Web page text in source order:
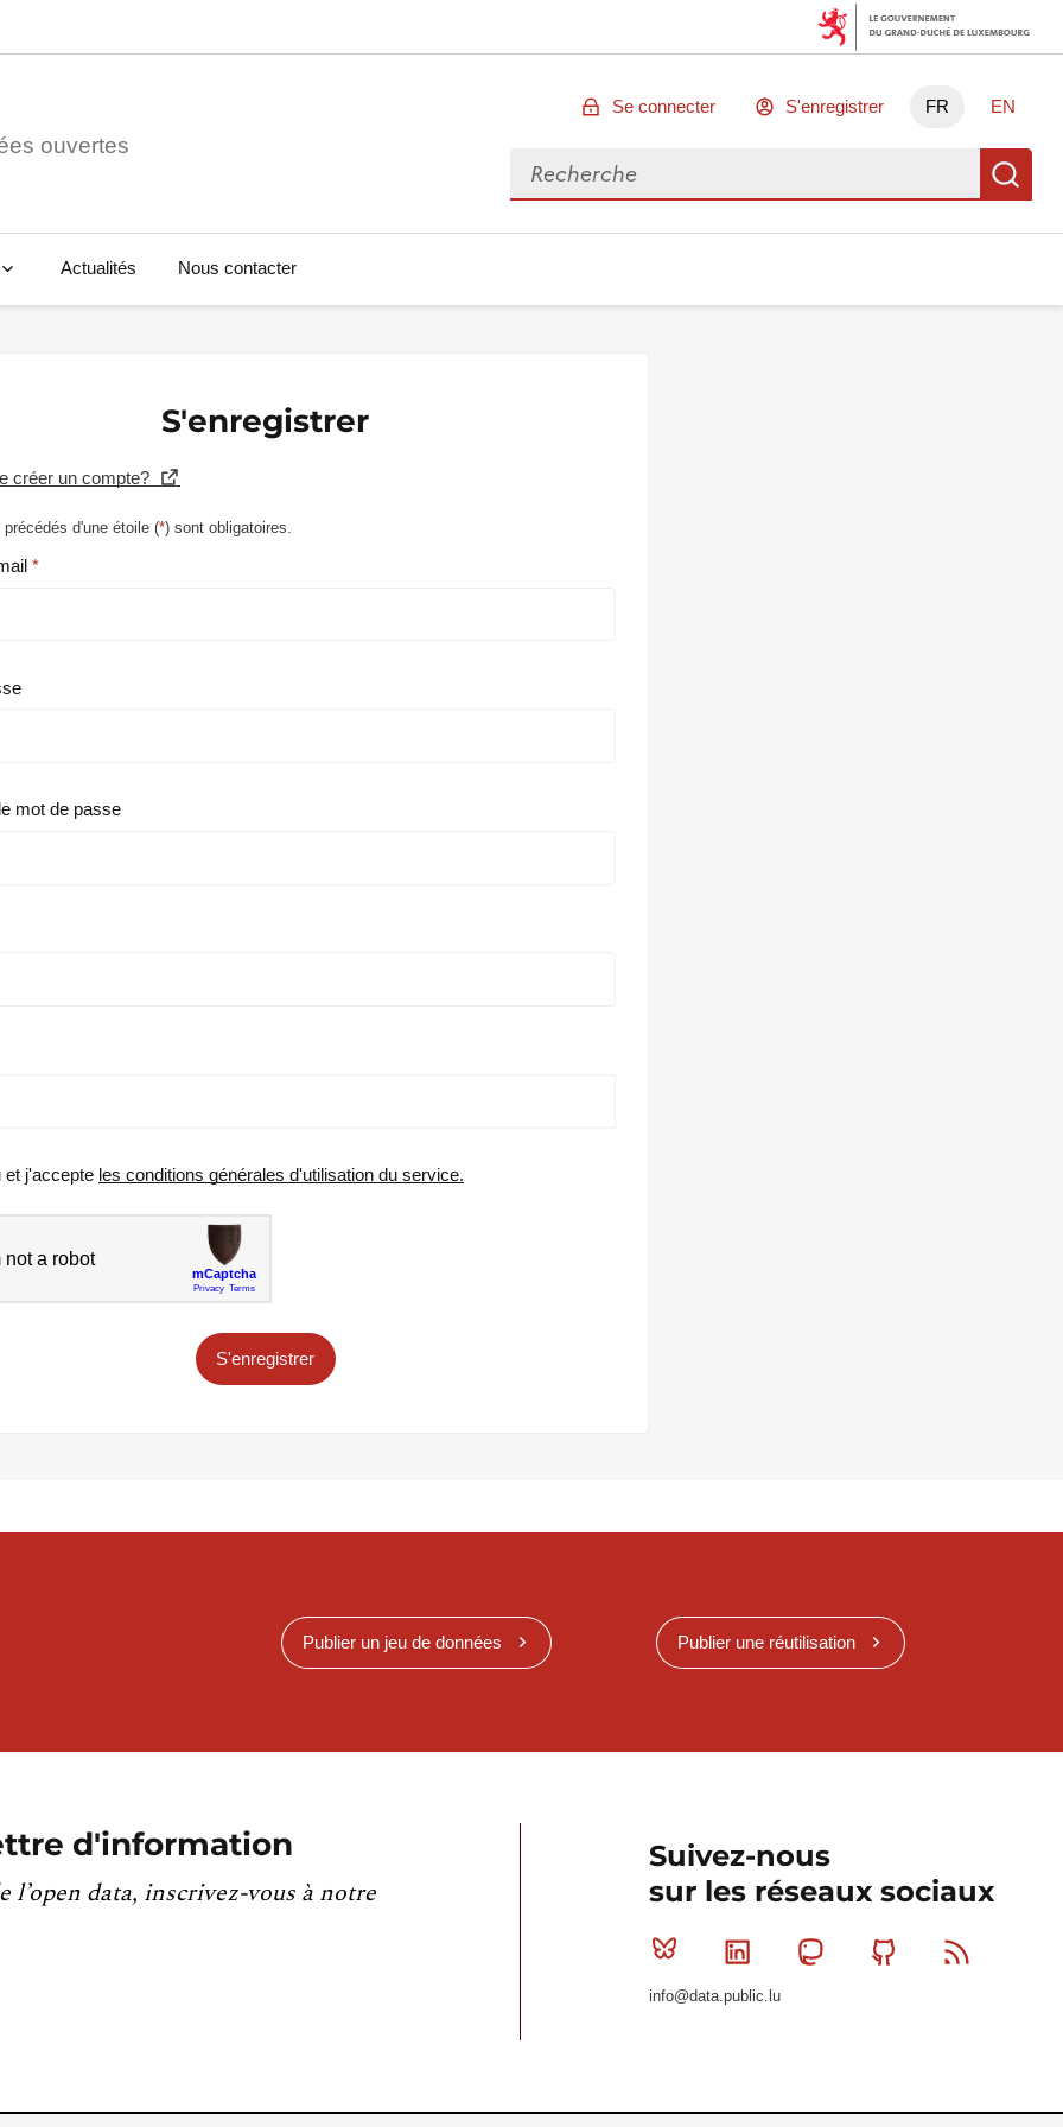
ouvertes
Se connecter S'enregistrer FR EN
Rechercher des données
Actualités Nous contacter
S'enregistrer
créer un compte?
d'une étoile (*) sont obligatoires.
mot de passe
et j'accepte les conditions générales d'utilisation du service.
S'enregistrer
Publier un jeu de données Publier une réutilisation
d'information
l’open data, inscrivez-vous à notre
Suivez-nous
sur les réseaux sociaux
Bluesky Linkedin MastodonGithub
info@data.public.lu